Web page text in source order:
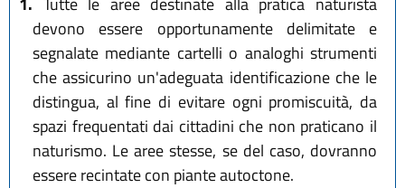
devono essere opportunamente delimitate e
segnalate mediante cartelli o analoghi strumenti
che assicurino un'adeguata identificazione che le
distingua, al fine di evitare ogni promiscuità, da
spazi frequentati dai cittadini che non praticano il
naturismo. Le aree stesse, se del caso, dovranno
essere recintate con piante autoctone.